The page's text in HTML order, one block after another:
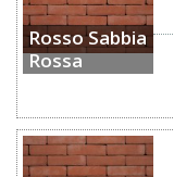
Rosso Sabbia
Rossa